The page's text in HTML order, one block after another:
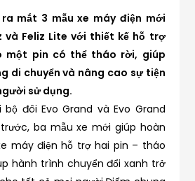
mắt 3 mẫu xe máy điện mới
và Feliz Lite với thiết kế hỗ trợ
một pin có thể tháo rời, giúp
di chuyển và nâng cao sự tiện
sử dụng.
đôi Evo Grand và Evo Grand
ba mẫu xe mới giúp hoàn
máy điện hỗ trợ hai pin – tháo
hành trình chuyển đổi xanh trở